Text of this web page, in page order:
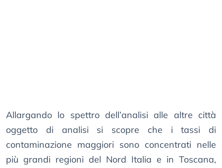
Allargando lo spettro dell’analisi alle altre città
oggetto di analisi si scopre che i tassi di
contaminazione maggiori sono concentrati nelle
più grandi regioni del Nord Italia e in Toscana,